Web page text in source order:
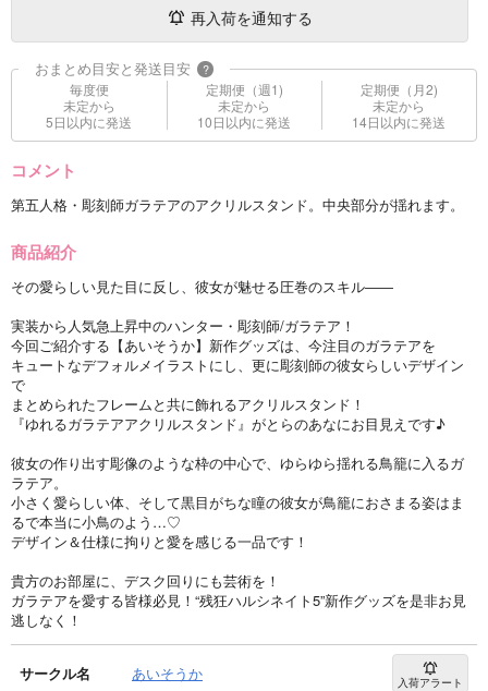
再入荷を通知する
おまとめ目安と発送目安 ?
毎度便
未定から
5日以内に発送
定期便（週1)
未定から
10日以内に発送
定期便（月2)
未定から
14日以内に発送
コメント
第五人格・彫刻師ガラテアのアクリルスタンド。中央部分が揺れます。
商品紹介
その愛らしい見た目に反し、彼女が魅せる圧巻のスキル――
実装から人気急上昇中のハンター・彫刻師/ガラテア！
今回ご紹介する【あいそうか】新作グッズは、今注目のガラテアを
キュートなデフォルメイラストにし、更に彫刻師の彼女らしいデザイン
で
まとめられたフレームと共に飾れるアクリルスタンド！
『ゆれるガラテアアクリルスタンド』がとらのあなにお目見えです♪
彼女の作り出す彫像のような枠の中心で、ゆらゆら揺れる鳥籠に入るガ
ラテア。
小さく愛らしい体、そして黒目がちな瞳の彼女が鳥籠におさまる姿はま
るで本当に小鳥のよう…♡
デザイン＆仕様に拘りと愛を感じる一品です！
貴方のお部屋に、デスク回りにも芸術を！
ガラテアを愛する皆様必見！“残狂ハルシネイト5”新作グッズを是非お見
逃しなく！
サークル名 あいそうか 入荷アラート